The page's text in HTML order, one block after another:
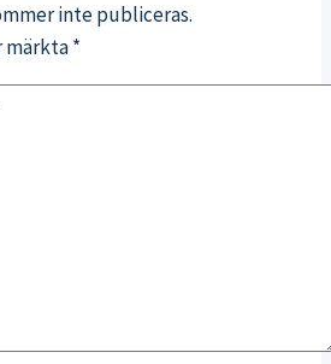
inte publiceras.
märkta*